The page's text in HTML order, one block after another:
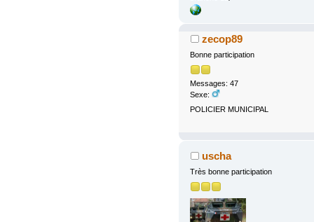
zecop89
Bonne participation
Messages: 47
Sexe:
POLICIER MUNICIPAL
uscha
Très bonne participation